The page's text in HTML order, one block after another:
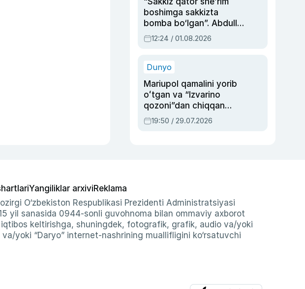
boshimga sakkizta
bomba bo‘lgan”. Abdulla
Oripovni siyosiy
ayblovlardan asrab
12:24 / 01.08.2026
Dunyo
Mariupol qamalini yorib
oʻtgan va “Izvarino
qozoni”dan chiqqan
qahramon — Ukraina
armiyasi bosh
19:50 / 29.07.2026
Yangiliklar arxiviReklama
O‘zbekiston Respublikasi Prezidenti Administratsiyasi
yil sanasida 0944-sonli guvohnoma bilan ommaviy axborot
keltirishga, shuningdek, fotografik, grafik, audio va/yoki
yoki “Daryo” internet-nashrining muallifligini ko‘rsatuvchi